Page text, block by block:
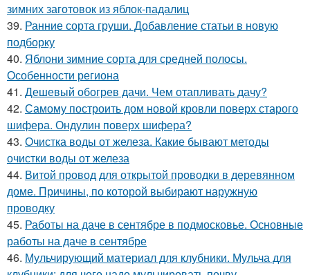
зимних заготовок из яблок-падалиц
39. Ранние сорта груши. Добавление статьи в новую
подборку
40. Яблони зимние сорта для средней полосы.
Особенности региона
41. Дешевый обогрев дачи. Чем отапливать дачу?
42. Самому построить дом новой кровли поверх старого
шифера. Ондулин поверх шифера?
43. Очистка воды от железа. Какие бывают методы
очистки воды от железа
44. Витой провод для открытой проводки в деревянном
доме. Причины, по которой выбирают наружную
проводку
45. Работы на даче в сентябре в подмосковье. Основные
работы на даче в сентябре
46. Мульчирующий материал для клубники. Мульча для